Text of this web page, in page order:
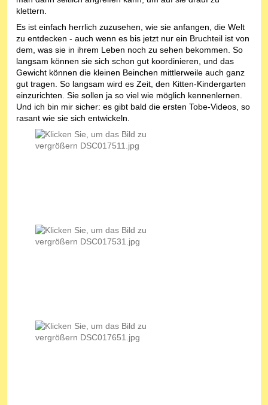
klettern.
Es ist einfach herrlich zuzusehen, wie sie anfangen, die Welt
zu entdecken - auch wenn es bis jetzt nur ein Bruchteil ist von
dem, was sie in ihrem Leben noch zu sehen bekommen. So
langsam können sie sich schon gut koordinieren, und das
Gewicht können die kleinen Beinchen mittlerweile auch ganz
gut tragen. So langsam wird es Zeit, den Kitten-Kindergarten
einzurichten. Sie sollen ja so viel wie möglich kennenlernen.
Und ich bin mir sicher: es gibt bald die ersten Tobe-Videos, so
rasant wie sie sich entwickeln.